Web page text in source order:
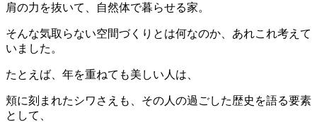
肩の力を抜いて、自然体で暮らせる家。
そんな気取らない空間づくりとは何なのか、あれこれ考えて
いました。
たとえば、年を重ねても美しい人は、
頬に刻まれたシワさえも、その人の過ごした歴史を語る要素
として、